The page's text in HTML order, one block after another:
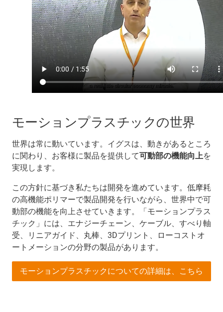
モーションプラスチックの世界
世界は常に動いています。イグスは、動きがあるところ
に関わり、お客様に製品を提供して可動部の機能向上を
実現します。
この方針に基づき私たちは開発を進めています。低摩耗
の高機能ポリマーで製品開発を行いながら、世界中で可
動部の機能を向上させていきます。「モーションプラス
チック」には、エナジーチェーン、ケーブル、すべり軸
受、リニアガイド、丸棒、3Dプリント、ローコストオ
ートメーションの分野の製品があります。
モーションプラスチックについての詳細は、こちら